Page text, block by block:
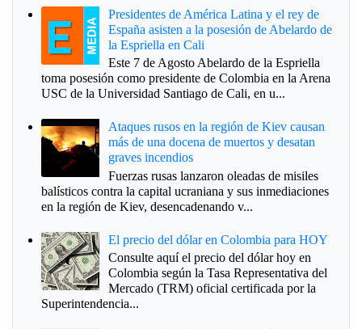
Presidentes de América Latina y el rey de
España asisten a la posesión de Abelardo de
la Espriella en Cali
Este 7 de Agosto Abelardo de la Espriella
toma posesión como presidente de Colombia en la Arena
USC de la Universidad Santiago de Cali, en u...
Ataques rusos en la región de Kiev causan
más de una docena de muertos y desatan
graves incendios
Fuerzas rusas lanzaron oleadas de misiles
balísticos contra la capital ucraniana y sus inmediaciones
en la región de Kiev, desencadenando v...
El precio del dólar en Colombia para HOY
Consulte aquí el precio del dólar hoy en
Colombia según la Tasa Representativa del
Mercado (TRM) oficial certificada por la
Superintendencia...